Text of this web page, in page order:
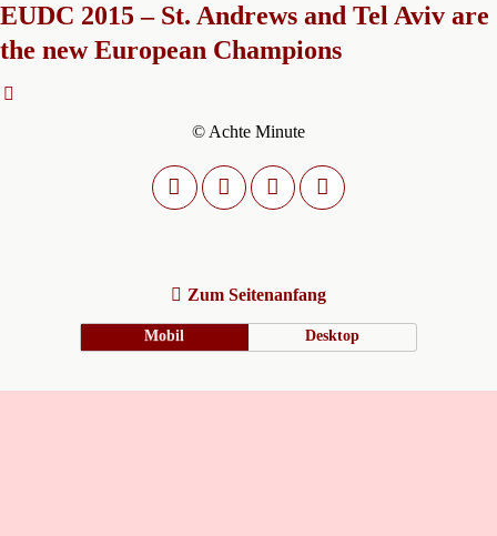
EUDC 2015 – St. Andrews and Tel Aviv are
the new European Champions
© Achte Minute
Zum Seitenanfang
Mobil Desktop